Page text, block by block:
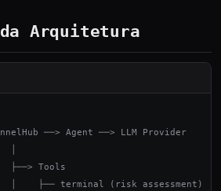
Arquitetura
──> Agent ──> LLM Provider
│
├──> Tools
│    ├── terminal (risk assessment)